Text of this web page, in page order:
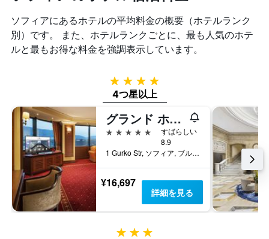
て
い
ま
す
3
日
間
に
た
今
週
末
の
客
室
の
均
は、
客
室
の
を
表
し
て
い
ま
す
ソフィア​にあるホテルの平均料金の概要（ホテルランク
別）です。 また、ホテルランクごとに、最も人気のホテ
ルと最もお得な料金を強調表示しています。
4つ星
4つ星以上
グランド ホテル ソフィア
5つ星
すばらしい
8.9
1 Gurko Str, ソフィア, ブルガリア
¥16,697
詳細を見る
3つ星